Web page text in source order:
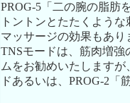
PROG-5「二の腕の脂肪
トントンとたたくような
マッサージの効果もあり
TNSモードは、筋肉増
ムをお勧めいたします
ドあるいは、PROG-2「